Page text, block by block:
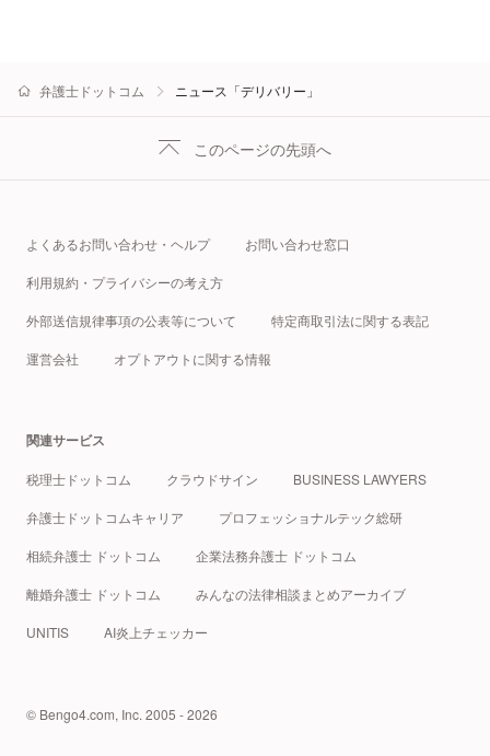
弁護士ドットコム ニュース「デリバリー」
このページの先頭へ
よくあるお問い合わせ・ヘルプ お問い合わせ窓口
利用規約・プライバシーの考え方
外部送信規律事項の公表等について 特定商取引法に関する表記
運営会社 オプトアウトに関する情報
関連サービス
税理士ドットコム クラウドサイン BUSINESS LAWYERS
弁護士ドットコムキャリア プロフェッショナルテック総研
相続弁護士 ドットコム 企業法務弁護士 ドットコム
離婚弁護士 ドットコム みんなの法律相談まとめアーカイブ
UNITIS AI炎上チェッカー
© Bengo4.com, Inc. 2005 - 2026